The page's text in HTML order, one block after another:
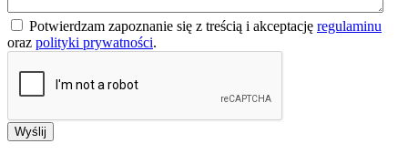
Potwierdzam zapoznanie się z treścią i akceptację regulaminu
oraz polityki prywatności.
Wyślij